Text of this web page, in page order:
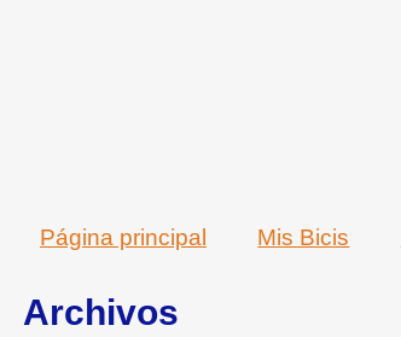
Página principal Mis Bicis
Archivos